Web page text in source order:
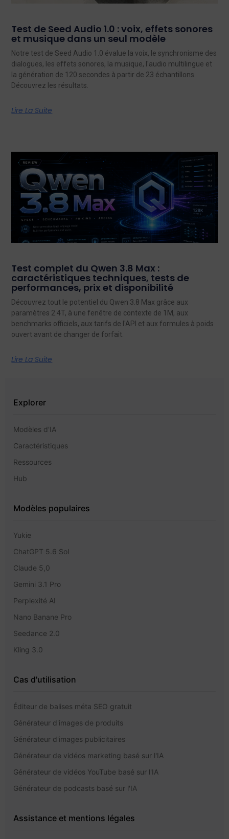
Test de Seed Audio 1.0 : voix, effets sonores
et musique dans un seul modèle
Notre test de Seed Audio 1.0 évalue la voix, le synchronisme des
dialogues, les effets sonores, la musique, l'audio multilingue et
la génération de 120 secondes à partir de 23 échantillons.
Découvrez les résultats.
Lire La Suite
Test complet du Qwen 3.8 Max :
caractéristiques techniques, tests de
performances, prix et disponibilité
Découvrez tout le potentiel du Qwen 3.8 Max grâce aux
paramètres 2.4T, à une fenêtre de contexte de 1M, aux
benchmarks officiels, aux tarifs de l'API et aux formules à poids
ouvert avant de changer de forfait.
Lire La Suite
Explorer
Modèles d'IA
Caractéristiques
Ressources
Hub
Modèles populaires
Yukie
ChatGPT 5.6 Sol
Claude 5,0
Gemini 3.1 Pro
Perplexité AI
Nano Banane Pro
Seedance 2.0
Kling 3.0
Cas d'utilisation
Éditeur de balises méta SEO gratuit
Générateur d'images de produits
Générateur d'images publicitaires
Générateur de vidéos marketing basé sur l'IA
Générateur de vidéos YouTube basé sur l'IA
Générateur de podcasts basé sur l'IA
Assistance et mentions légales